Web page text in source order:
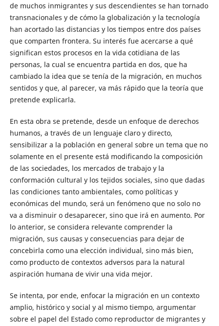
de muchos inmigrantes y sus descendientes se han tornado
transnacionales y de cómo la globalización y la tecnología
han acortado las distancias y los tiempos entre dos países
que comparten frontera. Su interés fue acercarse a qué
significan estos procesos en la vida cotidiana de las
personas, la cual se encuentra partida en dos, que ha
cambiado la idea que se tenía de la migración, en muchos
sentidos y que, al parecer, va más rápido que la teoría que
pretende explicarla.
En esta obra se pretende, desde un enfoque de derechos
humanos, a través de un lenguaje claro y directo,
sensibilizar a la población en general sobre un tema que no
solamente en el presente está modificando la composición
de las sociedades, los mercados de trabajo y la
conformación cultural y los tejidos sociales, sino que dadas
las condiciones tanto ambientales, como políticas y
económicas del mundo, será un fenómeno que no solo no
va a disminuir o desaparecer, sino que irá en aumento. Por
lo anterior, se considera relevante comprender la
migración, sus causas y consecuencias para dejar de
concebirla como una elección individual, sino más bien,
como producto de contextos adversos para la natural
aspiración humana de vivir una vida mejor.
Se intenta, por ende, enfocar la migración en un contexto
amplio, histórico y social y al mismo tiempo, argumentar
sobre el papel del Estado como reproductor de migrantes y